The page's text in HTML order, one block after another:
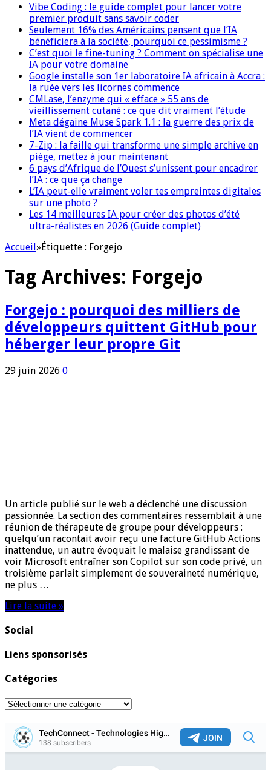
Vibe Coding : le guide complet pour lancer votre
premier produit sans savoir coder
Seulement 16% des Américains pensent que l’IA
bénéficiera à la société, pourquoi ce pessimisme ?
C’est quoi le fine-tuning ? Comment on spécialise une
IA pour votre domaine
Google installe son 1er laboratoire IA africain à Accra :
la ruée vers les licornes commence
CMLase, l’enzyme qui « efface » 55 ans de
vieillissement cutané : ce que dit vraiment l’étude
Meta dégaine Muse Spark 1.1 : la guerre des prix de
l’IA vient de commencer
7-Zip : la faille qui transforme une simple archive en
piège, mettez à jour maintenant
6 pays d’Afrique de l’Ouest s’unissent pour encadrer
l’IA : ce que ça change
L’IA peut-elle vraiment voler tes empreintes digitales
sur une photo ?
Les 14 meilleures IA pour créer des photos d’été
ultra-réalistes en 2026 (Guide complet)
Accueil»Étiquette : Forgejo
Tag Archives: Forgejo
Forgejo : pourquoi des milliers de
développeurs quittent GitHub pour
héberger leur propre Git
29 juin 2026 0
Un article publié sur le web a déclenché une discussion
passionnée. La section des commentaires ressemblait à une
réunion de thérapeute de groupe pour développeurs :
quelqu’un racontait avoir reçu une facture GitHub Actions
inattendue, un autre évoquait le malaise grandissant de
voir Microsoft entraîner son Copilot sur son code privé, un
troisième parlait simplement de souveraineté numérique,
ne plus …
Lire la suite »
Social
Liens sponsorisés
Catégories
Catégories